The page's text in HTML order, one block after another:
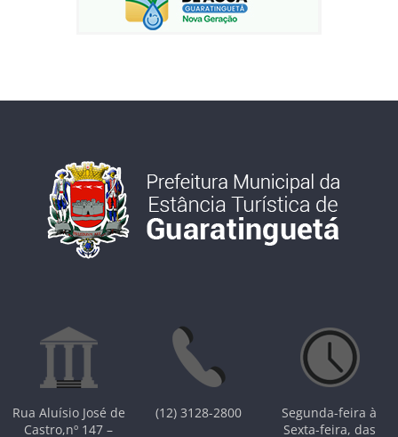
Rua Aluísio José de
Castro,nº 147 –
(12) 3128-2800
Segunda-feira à
Sexta-feira, das